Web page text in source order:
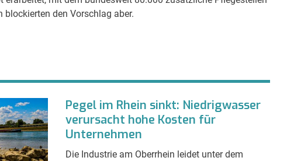
blockierten den Vorschlag aber.
Pegel im Rhein sinkt: Niedrigwasser
verursacht hohe Kosten für
Unternehmen
Die Industrie am Oberrhein leidet unter dem